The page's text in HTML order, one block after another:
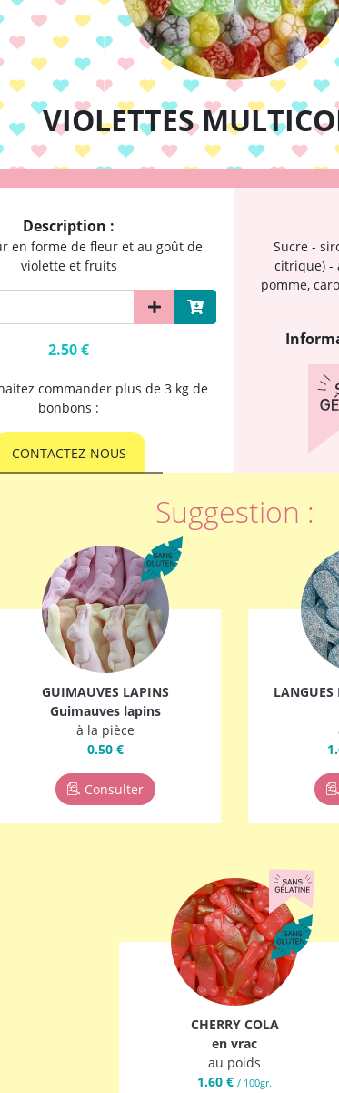
VIOLETTES
Description :
en forme de fleur et au goût de
violette et fruits
2.50 €
commander plus de 3 kg de
bonbons :
CONTACTEZ-NOUS
Sucre -
citrique) -
pomme,
Suggestion :
GUIMAUVES LAPINS
Guimauves lapins
à la pièce
0.50 €
Consulter
LANGUES
CHERRY COLA
en vrac
au poids
1.60 € / 100gr.